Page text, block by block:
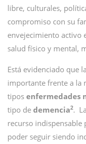
libre, culturales,
compromiso con su
envejecimiento activo
salud físico y mental,
Está evidenciado que
importante frente a la
tipos enfermedades
tipo de demencia2. La
recurso indispensable
poder seguir siendo